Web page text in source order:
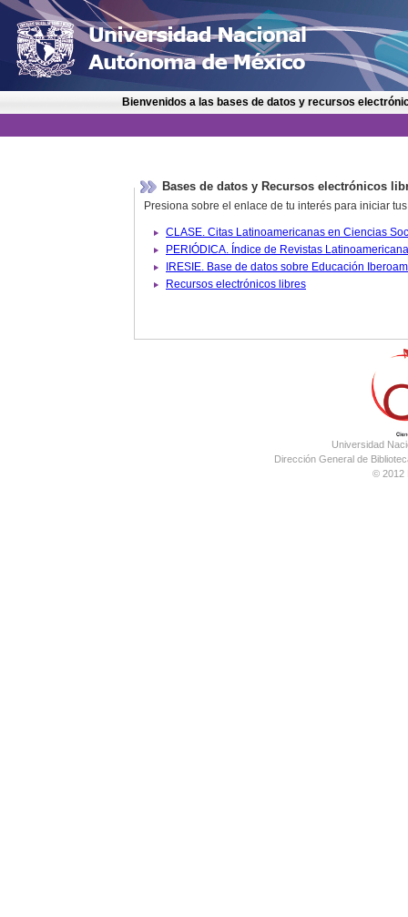
Bienvenidos a las bases de datos y recursos
Bases de datos y Recursos electrónicos
Presiona sobre el enlace de tu interés para iniciar
IRESIE. Base de datos
Recursos electrónicos libres
Universidad
Dirección General de
© 2012